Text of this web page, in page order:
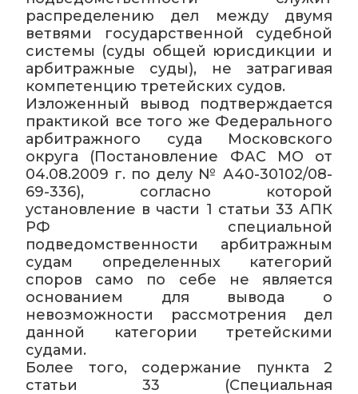
распределению дел между двумя
ветвями государственной судебной
системы (суды общей юрисдикции и
арбитражные суды), не затрагивая
компетенцию третейских судов.
Изложенный вывод подтверждается
практикой все того же Федерального
арбитражного суда Московского
округа (Постановление ФАС МО от
04.08.2009 г. по делу № А40-30102/08-
69-336), согласно которой
установление в части 1 статьи 33 АПК
РФ специальной
подведомственности арбитражным
судам определенных категорий
споров само по себе не является
основанием для вывода о
невозможности рассмотрения дел
данной категории третейскими
судами.
Более того, содержание пункта 2
статьи 33 (Специальная